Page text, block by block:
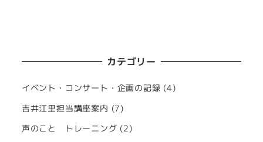
カテゴリー
イベント・コンサート・企画の記録 (4)
吉井江里担当講座案内 (7)
声のこと トレーニング (2)